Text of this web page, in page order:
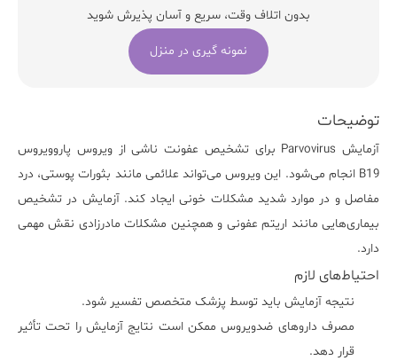
توضیحات
آزمایش Parvovirus برای تشخیص عفونت ناشی از ویروس پاروویروس
B19 انجام می‌شود. این ویروس می‌تواند علائمی مانند بثورات پوستی، درد
مفاصل و در موارد شدید مشکلات خونی ایجاد کند. آزمایش در تشخیص
بیماری‌هایی مانند اریتم عفونی و همچنین مشکلات مادرزادی نقش مهمی
دارد.
احتیاط‌های لازم
نتیجه آزمایش باید توسط پزشک متخصص تفسیر شود.
مصرف داروهای ضدویروس ممکن است نتایج آزمایش را تحت تأثیر
قرار دهد.
بدون اتلاف وقت، سریع و آسان پذیرش شوید
نمونه گیری در منزل